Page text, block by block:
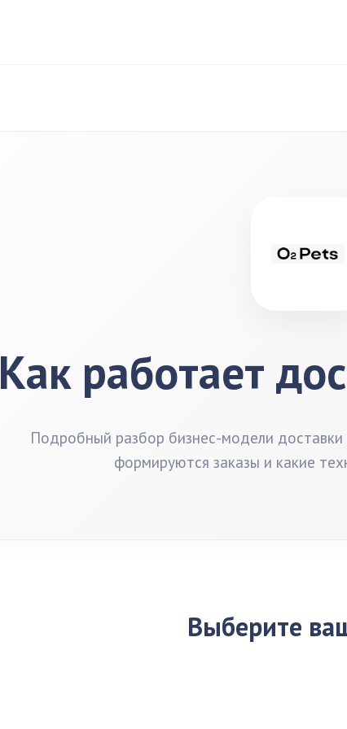
Как работает
Подробный разбор бизнес-модели
формируются заказы и какие
Выберите